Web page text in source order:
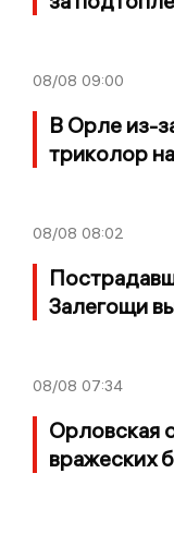
08/08 09:00
В Орле из-
триколор
08/08 08:02
Залегощи
08/08 07:34
Орловская
вражеских